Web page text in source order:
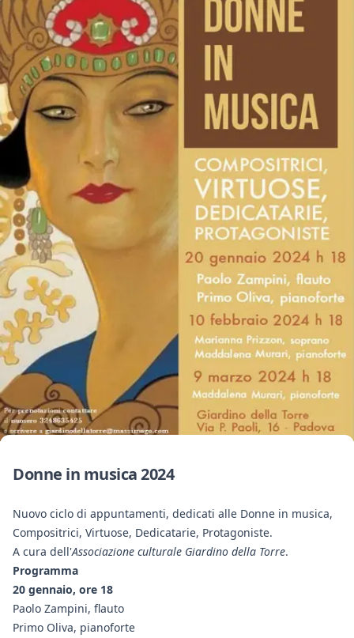
Donne in musica 2024
Nuovo ciclo di appuntamenti, dedicati alle Donne in musica,
Compositrici, Virtuose, Dedicatarie, Protagoniste.
A cura dell'Associazione culturale Giardino della Torre.
Programma
20 gennaio, ore 18
Paolo Zampini, flauto
Primo Oliva, pianoforte